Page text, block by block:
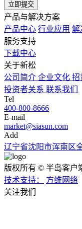
立即提交
产品与解决方案
产品中心 行业应用 解
服务支持
下载中心
关于新松
公司简介 企业文化 招
投资者关系 联系我们
Tel
400-800-8666
E-mail
market@siasun.com
Add
辽宁省沈阳市浑南区
版权所有 © 半岛客户
技术支持：
方维网络
关注我们